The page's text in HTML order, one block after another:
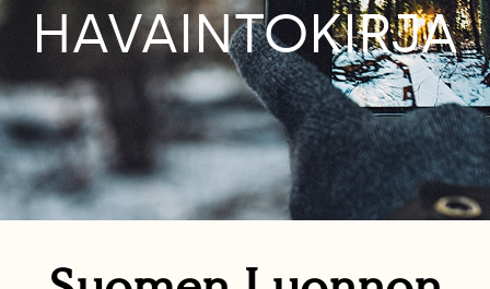
HAVAINTOKIRJA